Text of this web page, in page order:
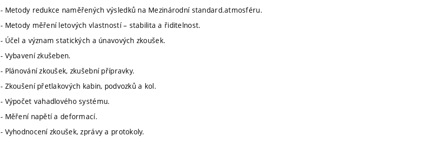
- Metody redukce naměřených výsledků na Mezinárodní standard.atmosféru.
- Metody měření letových vlastností – stabilita a řiditelnost.
- Účel a význam statických a únavových zkoušek.
- Vybavení zkušeben.
- Plánování zkoušek, zkušební přípravky.
- Zkoušení přetlakových kabin, podvozků a kol.
- Výpočet vahadlového systému.
- Měření napětí a deformací.
- Vyhodnocení zkoušek, zprávy a protokoly.